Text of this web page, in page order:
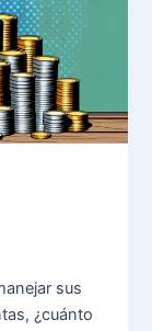
sus
¿cuánto